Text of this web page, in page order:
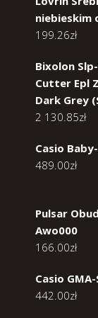
niebieskim
199.26zł
Bixolon
Cutter Epl
Dark Grey
2 130.85zł
Casio
489.00zł
Pulsar
Awo000
166.00zł
Casio
442.00zł